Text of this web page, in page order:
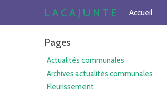
L A C A J U N T E Accueil
Pages
Actualités communales
Archives actualités communales
Fleurissement